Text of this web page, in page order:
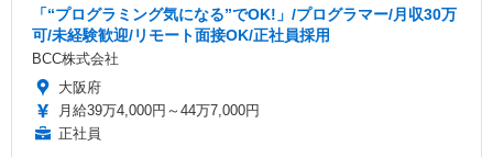
「“プログラミング気になる”でOK!」/プログラマー/月収30万
可/未経験歓迎/リモート面接OK/正社員採用
BCC株式会社
大阪府
月給39万4,000円～44万7,000円
正社員